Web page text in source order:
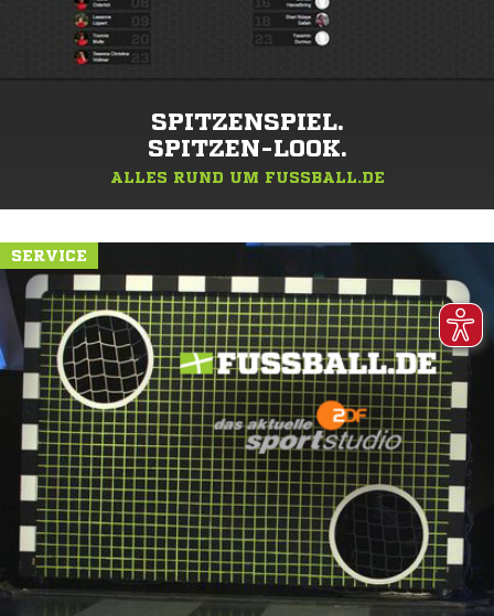
SPITZENSPIEL.
SPITZEN-LOOK.
ALLES RUND UM FUSSBALL.DE
SERVICE